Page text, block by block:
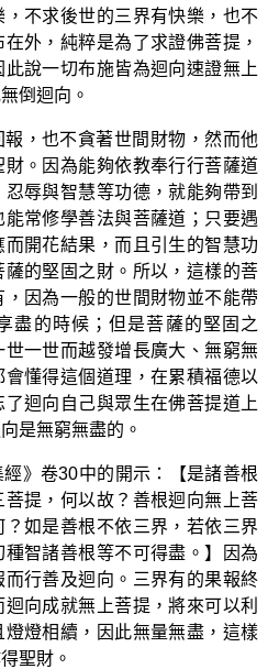
不求後世的三界有快樂，也不
外，純粹是為了求證佛菩提，
說一切布施皆為迴向速證無上
倒迴向。
，也不貪著世間財物，然而他
。因為能夠依教奉行行菩薩道
辱與智慧等功德，就能夠帶到
常修學善法與菩薩道；只要遇
開花結果，而且引生的智慧功
的堅固之財。所以，這樣的菩
因為一般的世間財物並不能帶
盡的時候；但是菩薩的堅固之
一世而越發增長廣大、無窮無
懂得這個道理，在累積福德以
迴向自己與眾生在佛菩提道上
是無窮無盡的。
》卷30中的開示：【是諸善根
提，何以故？善根迴向無上菩
如是善根不依三界，若依三界
智諸善根等不可得盡。】因為
行善及迴向。三界有的果報終
向成就無上菩提，將來可以利
燈相續，因此無量無盡，這樣
聖財。